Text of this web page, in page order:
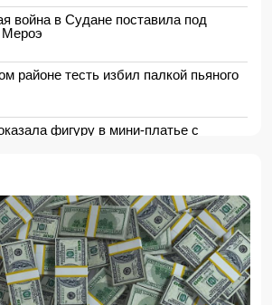
война в Судане поставила под
Мероэ
районе тесть избил палкой пьяного
фигуру в мини-платье с
59-летний мужчина погиб от
током
и 8 пропали в результате оползней и
- ФОТО/ВИДЕО
Масуда Пезешкиана-